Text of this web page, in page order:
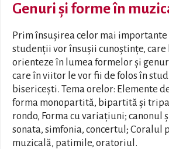
Genuri și forme în
Prim însușirea celor mai
studenții vor însușii cunoștințe, care
orienteze în lumea formelor și
care în viitor le vor fii de folos în
bisericești. Tema orelor: Elemente
forma monopartită, bipartită și
rondo, Forma cu variaţiuni; canonul
sonata, simfonia, concertul; Coralul
muzicală, patimile, oratoriul.